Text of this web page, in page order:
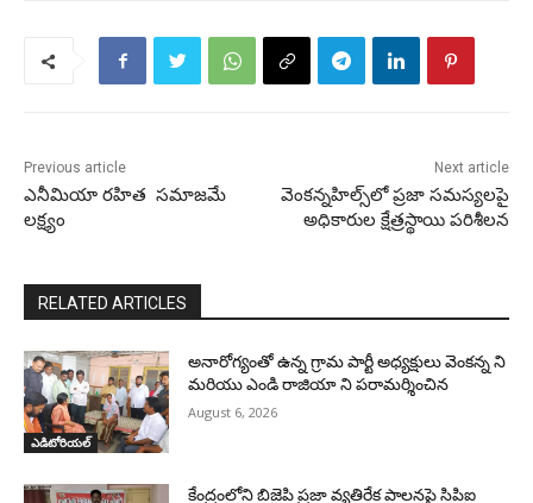
Previous article
ఎనీమియా రహిత సమాజమే
లక్ష్యం
Next article
వెంకన్నహిల్స్‌లో ప్రజా సమస్యలపై
అధికారుల క్షేత్రస్థాయి పరిశీలన
RELATED ARTICLES
ఎడిటోరియల్
అనారోగ్యంతో ఉన్న గ్రామ పార్టీ అధ్యక్షులు వెంకన్న ని
మరియు ఎండి రాజియా ని పరామర్శించిన
August 6, 2026
కేంద్రంలోని బిజెపి ప్రజా వ్యతిరేక పాలనపై సిపిఐ